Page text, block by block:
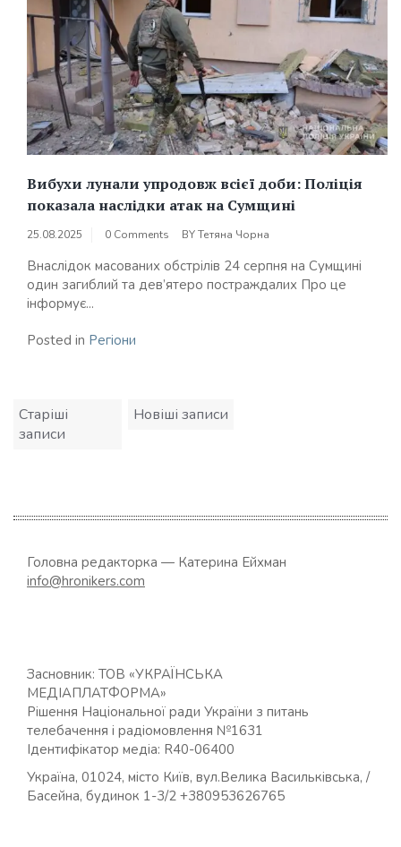
Вибухи лунали упродовж всієї доби: Поліція
показала наслідки атак на Сумщині
25.08.2025 0 Comments BYТетяна Чорна
Внаслідок масованих обстрілів 24 серпня на Сумщині
один загиблий та дев’ятеро постраждалих Про це
інформує...
Posted in Регіони
Навігація
за
Старіші
записи
Новіші записи
Головна редакторка — Катерина Ейхман
info@hronikers.com
Засновник: ТОВ «УКРАЇНСЬКА
МЕДІАПЛАТФОРМА»
Рішення Національної ради України з питань
телебачення і радіомовлення №1631
Ідентифікатор медіа: R40-06400
Україна, 01024, місто Київ, вул.Велика Васильківська, /
Басейна, будинок 1-3/2 +380953626765